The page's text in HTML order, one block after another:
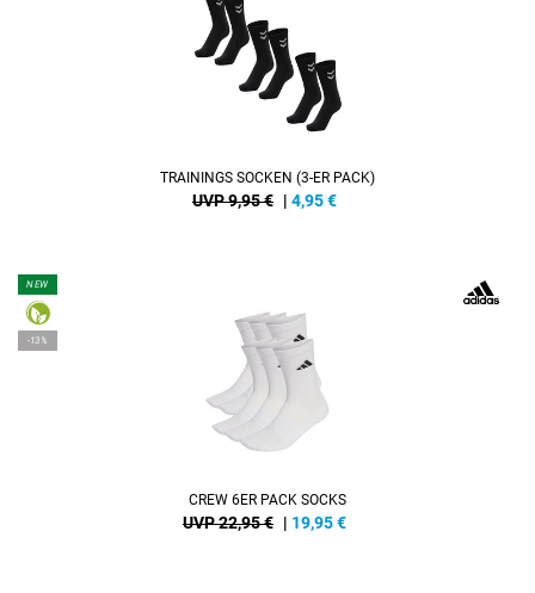
TRAININGS SOCKEN (3-ER PACK)
UVP 9,95 € | 4,95€
NEW
-13%
CREW 6ER PACK SOCKS
UVP 22,95 € | 19,95€